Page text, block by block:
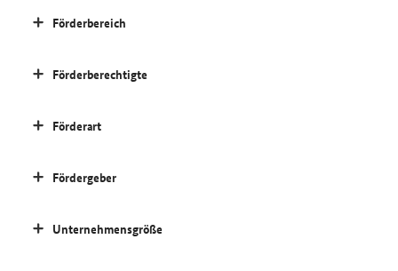
Förderbereich
Förderberechtigte
Förderart
Fördergeber
Unternehmensgröße